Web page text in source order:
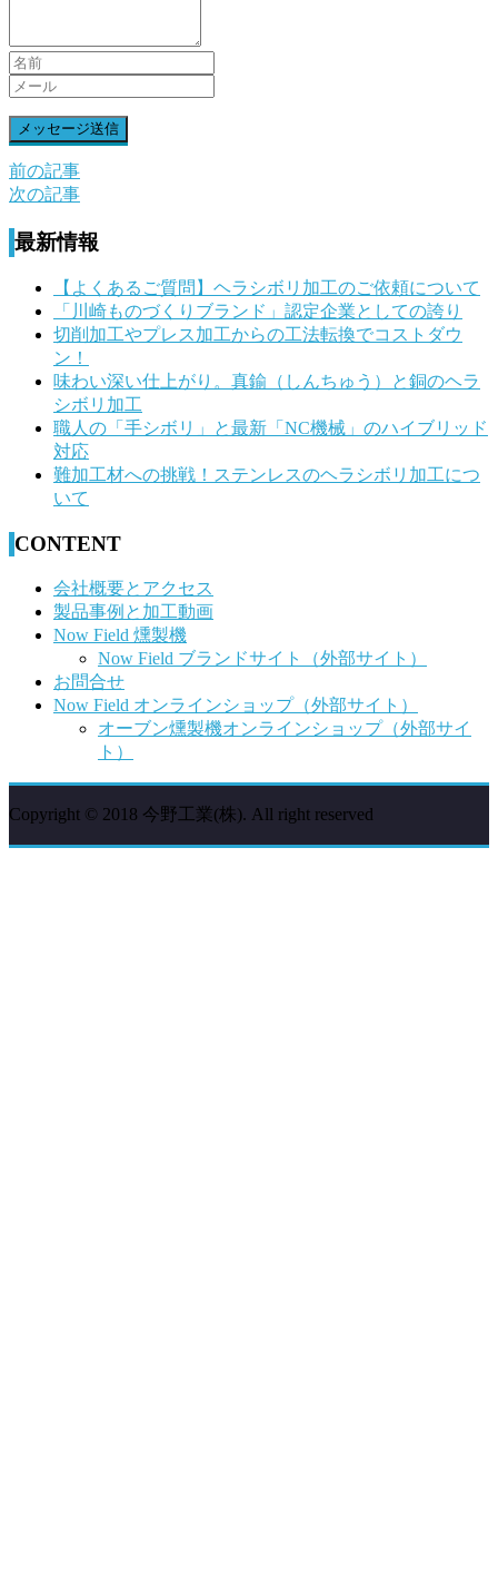
前
後
の
前の記事
次の記事
最新情報
【よくあるご質問】ヘラシボリ加工のご依頼について
「川崎ものづくりブランド」認定企業としての誇り
切削加工やプレス加工からの工法転換でコストダウ
ン！
味わい深い仕上がり。真鍮（しんちゅう）と銅のヘラ
シボリ加工
職人の「手シボリ」と最新「NC機械」のハイブリッド
対応
難加工材への挑戦！ステンレスのヘラシボリ加工につ
いて
CONTENT
会社概要とアクセス
製品事例と加工動画
Now Field 燻製機
Now Field ブランドサイト（外部サイト）
お問合せ
Now Field オンラインショップ（外部サイト）
オーブン燻製機オンラインショップ（外部サイ
ト）
Copyright © 2018 今野工業(株). All right reserved